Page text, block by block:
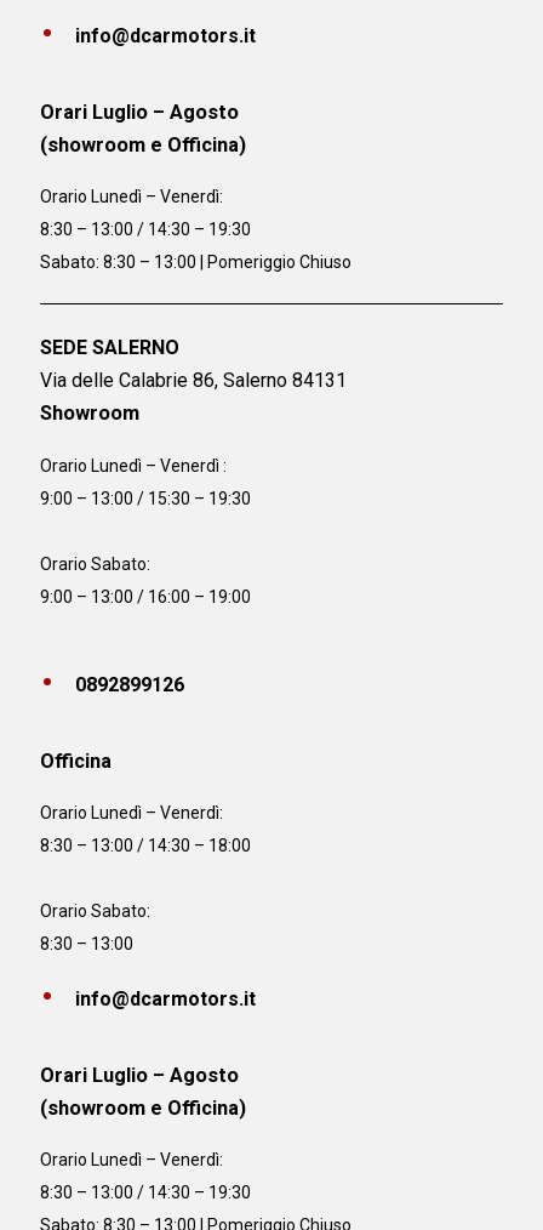
info@dcarmotors.it
Orari Luglio – Agosto
(showroom e Officina)
Orario Lunedì – Venerdì:
8:30 – 13:00 / 14:30 – 19:30
Sabato: 8:30 – 13:00 | Pomeriggio Chiuso
SEDE SALERNO
Via delle Calabrie 86, Salerno 84131
Showroom
Orario Lunedì – Venerdì :
9:00 – 13:00 / 15:30 – 19:30
Orario Sabato:
9:00 – 13:00 / 16:00 – 19:00
0892899126
Officina
Orario Lunedì – Venerdì:
8:30 – 13:00 / 14:30 – 18:00
Orario Sabato:
8:30 – 13:00
info@dcarmotors.it
Orari Luglio – Agosto
(showroom e Officina)
Orario Lunedì – Venerdì:
8:30 – 13:00 / 14:30 – 19:30
Sabato: 8:30 – 13:00 | Pomeriggio Chiuso